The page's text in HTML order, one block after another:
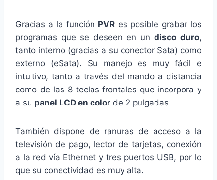
Gracias a la función PVR es posible grabar los
programas que se deseen en undisco duro,
tanto interno (gracias a su conector Sata) como
externo (eSata). Su manejo es muy fácil e
intuitivo, tanto a través del mando a distancia
como de las 8 teclas frontales que incorpora y
a su panel LCD en color de 2 pulgadas.
También dispone de ranuras de acceso a la
televisión de pago, lector de tarjetas, conexión
a la red vía Ethernet y tres puertos USB, por lo
que su conectividad es muy alta.